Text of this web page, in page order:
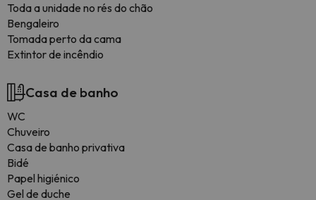
Toda a unidade no rés do chão
Bengaleiro
Tomada perto da cama
Extintor de incêndio
Casa de banho
WC
Chuveiro
Casa de banho privativa
Bidé
Papel higiénico
Gel de duche